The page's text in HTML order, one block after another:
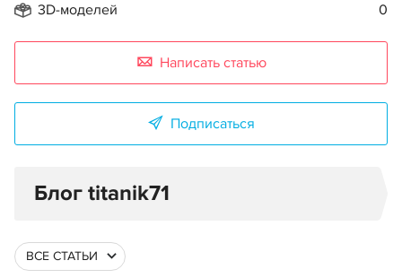
3D-моделей 0
Написать статью
Подписаться
Блог titanik71
ВСЕ СТАТЬИ